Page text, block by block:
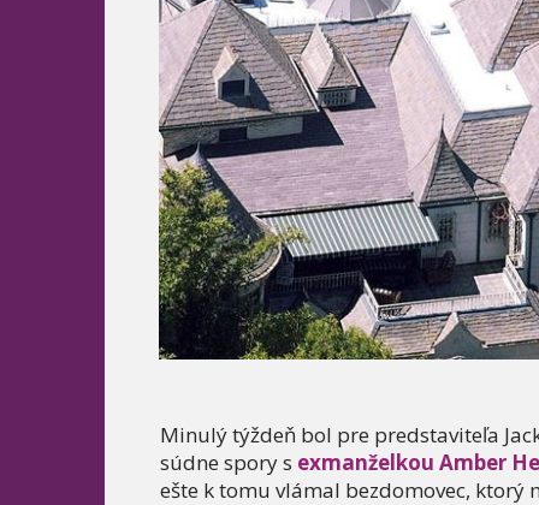
Minulý týždeň bol pre predstaviteľa
súdne spory s exmanželkou Amber
ešte k tomu vlámal bezdomovec,